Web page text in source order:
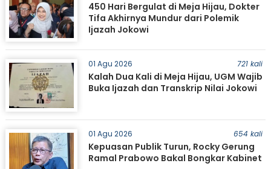
450 Hari Bergulat di Meja Hijau, Dokter
Tifa Akhirnya Mundur dari Polemik
Ijazah Jokowi
01 Agu 2026 721 kali
Kalah Dua Kali di Meja Hijau, UGM Wajib
Buka Ijazah dan Transkrip Nilai Jokowi
01 Agu 2026 654 kali
Kepuasan Publik Turun, Rocky Gerung
Ramal Prabowo Bakal Bongkar Kabinet